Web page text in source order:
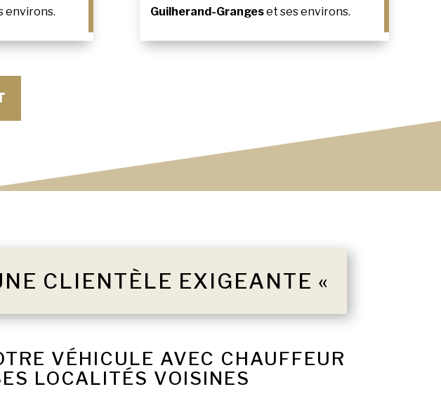
environs.
Guilherand-Grangeset ses environs.
CLIENTÈLE EXIGEANTE «
VÉHICULE AVEC CHAUFFEUR
LOCALITÉS VOISINES